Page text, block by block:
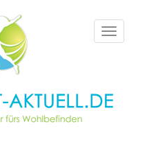
Toggle
navigation